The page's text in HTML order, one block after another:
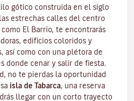
gótico construida en el siglo
estrechas calles del centro
El Barrio, te encontrarás
edificios coloridos y
así como con una plétora de
donde cenar y salir de fiesta.
no te pierdas la oportunidad
isla de Tabarca, una reserva
llegar con un corto trayecto